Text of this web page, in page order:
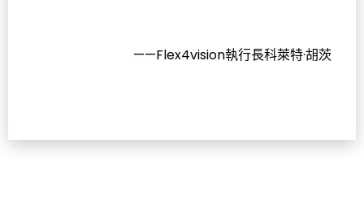
——Flex4vision執行長科萊特·胡茨